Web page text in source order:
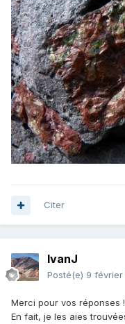
Citer
IvanJ
Posté(e) 9 février
Merci pour vos réponses !
En fait, je les aies